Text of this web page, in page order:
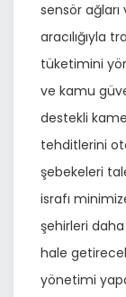
sensör
aracılığıyla
tüketimini
ve kamu
destekli
tehditlerini
şebekeleri
israfı
şehirleri
hale
yönetimi